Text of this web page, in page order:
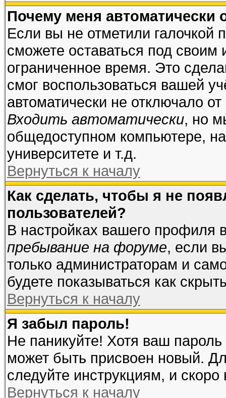
Почему меня автоматически
Если вы не отметили галочкой
сможете оставаться под
ограниченное время. Это
смог воспользоваться вашей
автоматически не отключало
Входить автоматически, но
общедоступном компьютере,
университете и т.д.
Вернуться к началу
Как сделать, чтобы я не
пользователей?
В настройках вашего профиля
пребывание на форуме, если
только администраторам и
будете показываться как
Вернуться к началу
Я забыл пароль!
Не паникуйте! Хотя ваш
может быть присвоен новый.
следуйте инструкциям, и
Вернуться к началу